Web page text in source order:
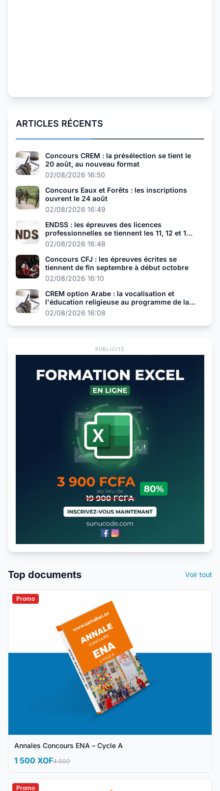
ARTICLES RÉCENTS
Concours CREM : la présélection se tient le
20 août, au nouveau format
02/08/2026 16:50
Concours Eaux et Forêts : les inscriptions
ouvrent le 24 août
02/08/2026 16:49
ENDSS : les épreuves des licences
professionnelles se tiennent les 11, 12 et 13
août
02/08/2026 16:48
Concours CFJ : les épreuves écrites se
tiennent de fin septembre à début octobre
02/08/2026 16:10
CREM option Arabe : la vocalisation et
l'éducation religieuse au programme de la
présélection
02/08/2026 16:08
PUBLICITÉ
Top documents Voir tout
Promo
Annales Concours ENA – Cycle A
1 500 XOF4 000
Promo